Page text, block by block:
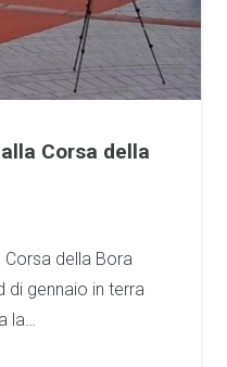
Corsa della
della Bora
di gennaio in terra
la…